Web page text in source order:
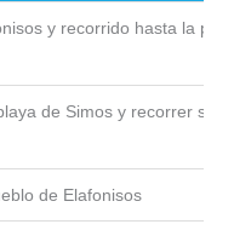
y recorrido hasta la
de Simos y recorrer sus
de Elafonisos